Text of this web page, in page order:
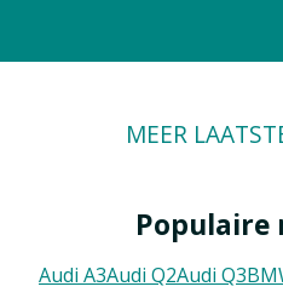
MEER
Populaire
Audi A3Audi Q2Audi Q3